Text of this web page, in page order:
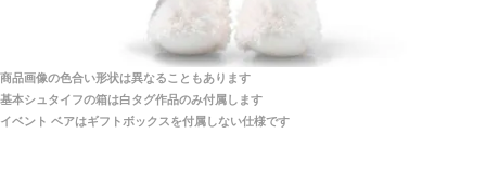
商品は全て当店へ入荷させたのち欠品を行いお客様
宅へお届けします。
関税はすべて当店にて処理しますのでお客様のご負担
は一切ありません。
大阪府 Y・W 様 （男性）
「取り扱っているNetショップで一番信用出来
商品画像の色合い形状は異なることもあります
基本シュタイフの箱は白タグ作品のみ付属します
イベント ベアはギフトボックスを付属しない仕様です